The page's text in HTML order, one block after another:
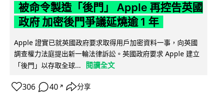
被命令製造「後門」 Apple 再控告英國
政府 加密後門爭議延燒逾 1 年
Apple 證實已就英國政府要求取得用戶加密資料一事，向英國
調查權力法庭提出新一輪法律訴訟。英國政府要求 Apple 建立
「後門」以存取全球...
閱讀全文
306 40 ↗ 分享